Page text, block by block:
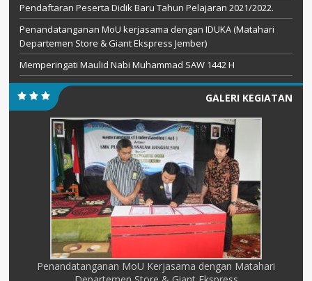
Pendaftaran Peserta Didik Baru Tahun Pelajaran 2021/2022.
Penandatanganan MoU kerjasama dengan IDUKA (Matahari
Departemen Store & Giant Ekspress Jember)
Memperingati Maulid Nabi Muhammad SAW 1442 H
GALERI KEGIATAN
Penandatanganan MoU Kerjasama dengan Matahari